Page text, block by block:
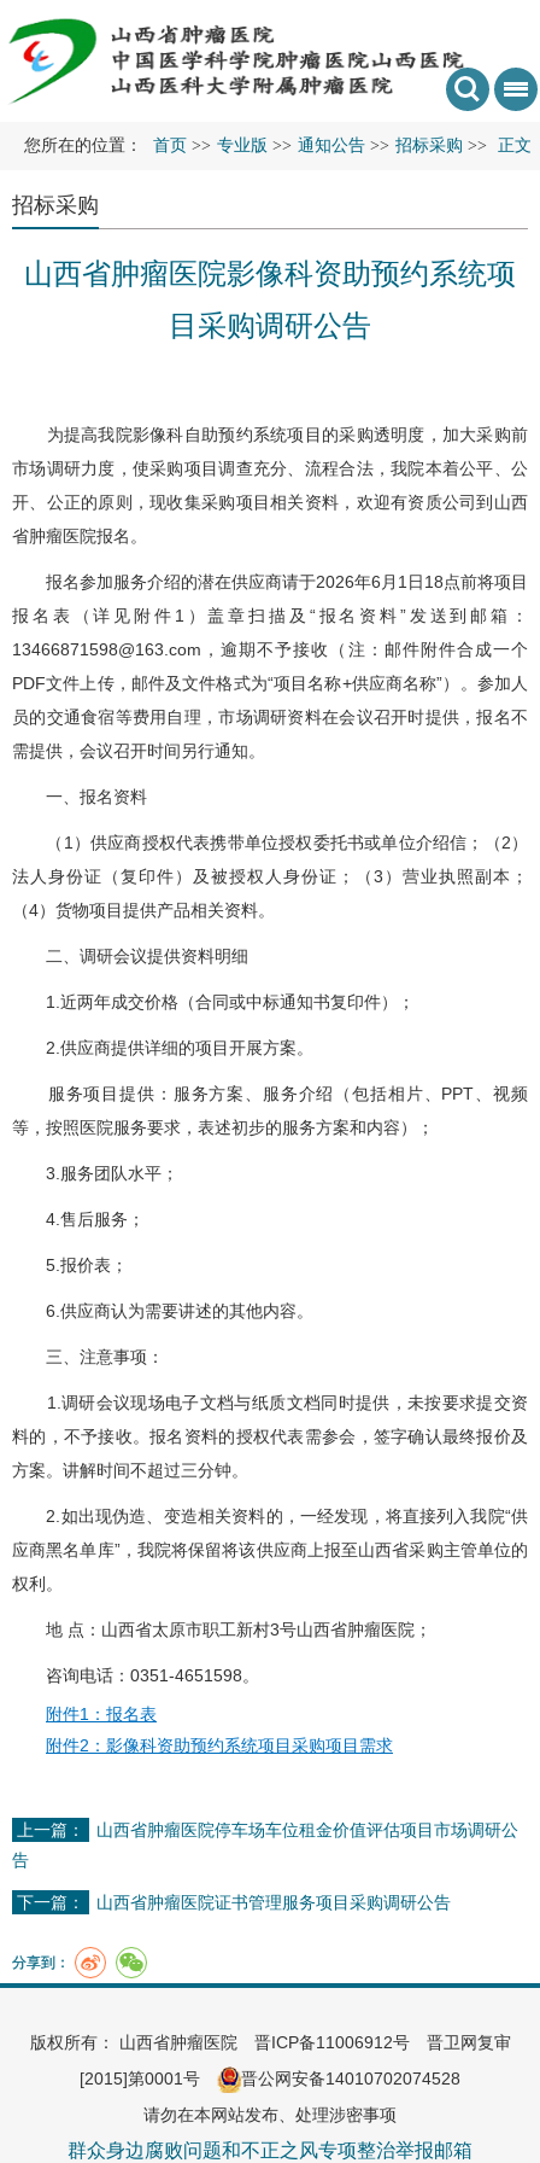
您所在的位置： 首页 >> 专业版 >> 通知公告 >> 招标采购 >> 正文
招标采购
山西省肿瘤医院影像科资助预约系统项
目采购调研公告
为提高我院影像科自助预约系统项目的采购透明度，加大采购前
市场调研力度，使采购项目调查充分、流程合法，我院本着公平、公
开、公正的原则，现收集采购项目相关资料，欢迎有资质公司到山西
省肿瘤医院报名。
报名参加服务介绍的潜在供应商请于2026年6月1日18点前将项目
报名表（详见附件1）盖章扫描及“报名资料”发送到邮箱：
13466871598@163.com，逾期不予接收（注：邮件附件合成一个
PDF文件上传，邮件及文件格式为“项目名称+供应商名称”）。参加人
员的交通食宿等费用自理，市场调研资料在会议召开时提供，报名不
需提供，会议召开时间另行通知。
一、报名资料
（1）供应商授权代表携带单位授权委托书或单位介绍信；（2）
法人身份证（复印件）及被授权人身份证；（3）营业执照副本；
（4）货物项目提供产品相关资料。
二、调研会议提供资料明细
1.近两年成交价格（合同或中标通知书复印件）；
2.供应商提供详细的项目开展方案。
服务项目提供：服务方案、服务介绍（包括相片、PPT、视频
等，按照医院服务要求，表述初步的服务方案和内容）；
3.服务团队水平；
4.售后服务；
5.报价表；
6.供应商认为需要讲述的其他内容。
三、注意事项：
1.调研会议现场电子文档与纸质文档同时提供，未按要求提交资
料的，不予接收。报名资料的授权代表需参会，签字确认最终报价及
方案。讲解时间不超过三分钟。
2.如出现伪造、变造相关资料的，一经发现，将直接列入我院“供
应商黑名单库”，我院将保留将该供应商上报至山西省采购主管单位的
权利。
地 点：山西省太原市职工新村3号山西省肿瘤医院；
咨询电话：0351-4651598。
附件1：报名表
附件2：影像科资助预约系统项目采购项目需求
上一篇：
山西省肿瘤医院停车场车位租金价值评估项目市场调研公
告
下一篇： 山西省肿瘤医院证书管理服务项目采购调研公告
分享到：
版权所有： 山西省肿瘤医院 晋ICP备11006912号晋卫网复审
[2015]第0001号
晋公网安备14010702074528
请勿在本网站发布、处理涉密事项
群众身边腐败问题和不正之风专项整治举报邮箱